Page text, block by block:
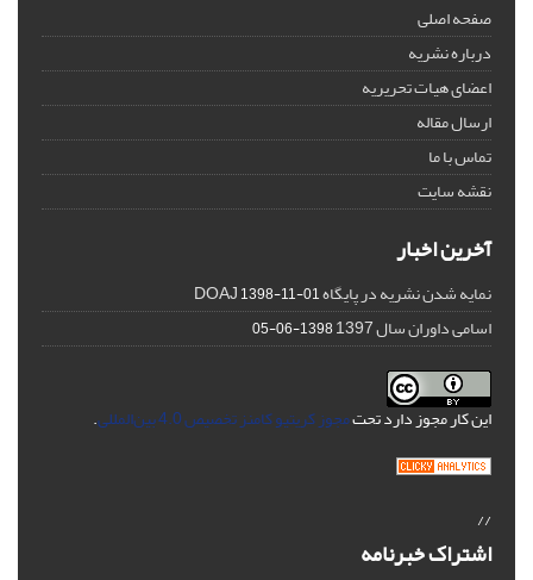
صفحه اصلی
درباره نشریه
اعضای هیات تحریریه
ارسال مقاله
تماس با ما
نقشه سایت
آخرین اخبار
نمایه شدن نشریه در پایگاه DOAJ1398-11-01
اسامی داوران سال 1397 1398-06-05
این کار مجوز دارد تحتمجوز کریتیو کامنز تخصیص 4.0 بین‌المللی .
//
اشتراک خبرنامه